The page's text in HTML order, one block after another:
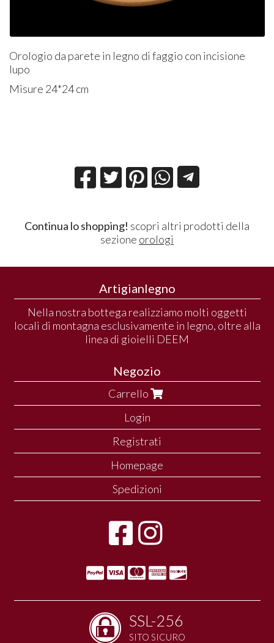
Orologio da parete in legno di faggio con incisione
lupo
Misure 24*24 cm
Continua lo shopping! scopri altri prodotti della
sezione orologi
Artigianlegno
Nella nostra bottega realizziamo molti oggetti
locali di montagna esclusivamente in legno, oltre alla
linea di gioielli DEEM
Negozio
Carrello
Login
Registrati
Homepage
Spedizioni
SSL-256
SITO SICURO